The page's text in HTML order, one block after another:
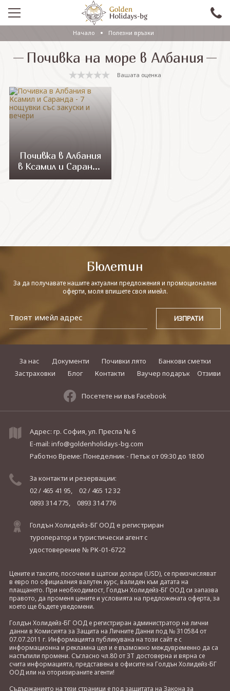
ПРОМО
EКСКУРЗИИ СЪС САМОЛЕТ
САМОЛЕТНИ ПОЧИВКИ
ЕКЗОТИКА
Начало Полезни връзки
Почивка на море в Албания
Вашата оценка
Почивка в Албания
в Ксамил и Саранда
- 7 нощувки със
Бюлетин
За да получавате нашите актуални предложения и промоционални
оферти, моля впишете своя имейл.
За нас Документи Почивки лято
Банкови сметки
Застраховки
Блог Контакти Ваучер подарък Отзиви
Посетете ни във Facebook
Адрес: гр. София, ул. Преспа № 6
E-mail: info@goldenholidays-bg.com
Работно Време: Понеделник - Петъкот 09:30 до 18:00
За контакти и резервации:
02 / 465 41 95,
02 / 465 12 32
0893 314 775,
0893 314 776
Голдън Холидейз-БГ ООД е регистриран
туроператор и туристически агент с
удостоверение № РК-01-6722
Цените и таксите, посочени в щатски долари (USD), се преизчисляват
в евро по официалния валутен курс, валиден към датата на
плащането. При необходимост, Голдън Холидейз-БГ ООД си запазва
правото, да променя цените и условията на предложената оферта, за
което ще бъдете уведомени.
Голдън Холидейз-БГ ООД е регистриран администратор на лични
данни в Комисията за Защита на Личните Данни под № 310584 от
07.07.2011 г. Информацията публикувана на този сайт е с
информационна и рекламна цел и е възможно междувременно да са
настъпили промени. Съгласно чл.80 от ЗТ достоверна и вярна се
счита информацията, представена в офисите на Голдън Холидейз-БГ
ООД или на оторизираните агенти!
Съдържанието на тези страници е под защитата на Закона за